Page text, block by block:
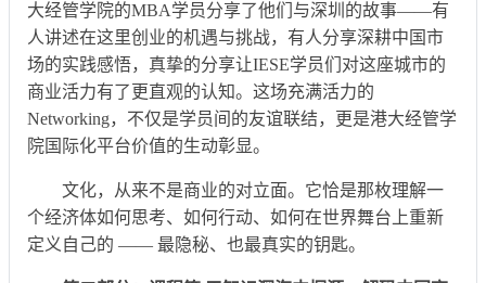
大经管学院的MBA学员分享了他们与深圳的故事——有
人讲述在这里创业的机遇与挑战，有人分享深耕中国市
场的实践感悟，真挚的分享让IESE学员们对这座城市的
商业活力有了更直观的认知。这场充满活力的
Networking，不仅是学员间的友谊联结，更是港大经管学
院国际化平台价值的生动彰显。
文化，从来不是商业的对立面。它恰是那枚理解一
个经济体如何思考、如何行动、如何在世界舞台上重新
定义自己的 —— 最隐秘、也最真实的钥匙。